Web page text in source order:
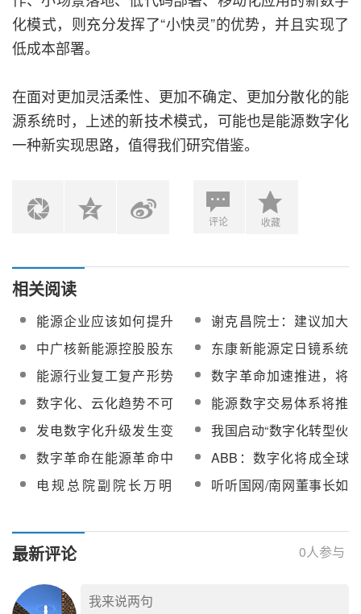
化模式，则充分发挥了“小快灵”的优势，并且实现了
低成本部署。
在面对更加灵活柔性、更加不确定、更加分散化的能
源系统时，上述的新技术模式，可能也是能源数字化
一种新实现思路，值得我们研究借鉴。
评论 收藏
相关阅读
能源企业应该如何提升
应急危机管理能力？
谢克昌院士：建议加大
重大突发事件对能源产
业链的影响评估研究
中广核新能源控股股东
提私有化建议
东康新能源定日镜系统
将应用于摩洛哥模块化
塔式示范项目，预计今
年完工
能源行业复工复产形势
持续向好 多个重大能源
项目有序复工
数字革命加速推进，将
对能源技术有何影响？
数字化、云化趋势不可
逆转，新基建需求增长
潜力大
能源数字交易体系将推
动能源回归一般商品属
性
发电数字化升级发生变
化，发电企业需要做哪
些新的布局？
我国启动“数字化转型伙
伴行动” ，百家企事业单
位共助中小企业转型发
展
数字革命在能源革命中
的典型应用场景有哪
些？
ABB：数字化将成全球
能源转型催化剂
电规总院副院长万明
听听国网/南网董事长如
最新评论 0人参与